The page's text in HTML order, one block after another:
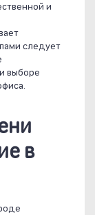
и
следует
выборе
в